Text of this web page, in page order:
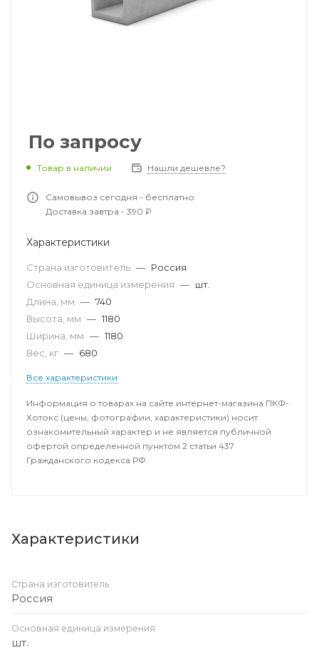
По запросу
Товар в наличии Нашли дешевле?
Самовывоз сегодня - бесплатно
Доставка завтра - 390 ₽
Характеристики
Страна изготовитель — Россия
Основная единица измерения — шт.
Длина, мм — 740
Высота, мм — 1180
Ширина, мм — 1180
Вес, кг — 680
Все характеристики
Информация о товарах на сайте интернет-магазина ПКФ-
Хотокс (цены, фотографии, характеристики) носит
ознакомительный характер и не является публичной
офертой определенной пунктом 2 статьи 437
Гражданского кодекса РФ.
Характеристики
Страна изготовитель
Россия
Основная единица измерения
шт.